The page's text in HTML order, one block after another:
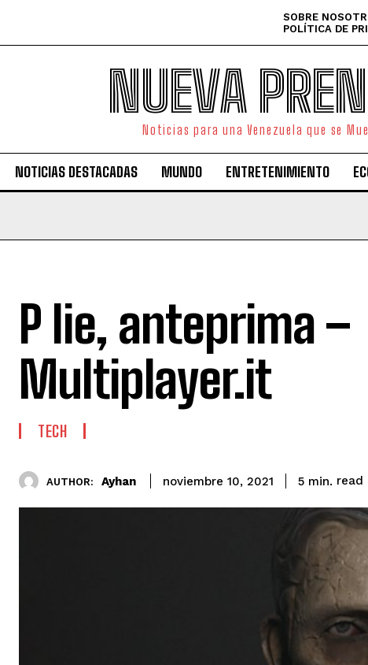
SOBRE
POLÍTICA DE
NUEVA
Noticias para una Venezuela que se
NOTICIAS DESTACADAS MUNDO ENTRETENIMIENTO
P lie, anteprima –
Multiplayer.it
TECH
AUTHOR: Ayhan noviembre 10, 2021 5 min. read